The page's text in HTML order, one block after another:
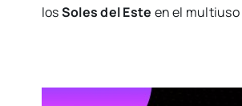
losSoles del Este en el multiuso